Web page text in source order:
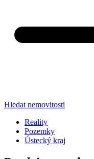
Hledat nemovitosti
Reality
Pozemky
Ústecký kraj